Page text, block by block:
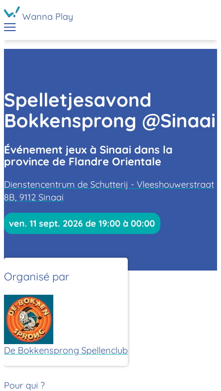
Wanna Play
Spelletjesavond
Bokkensprong @Sinaai
Événement jeux à Sinaai dans la
province de Flandre Orientale
Dienstencentrum de Schutterij - Vleeshouwerstraat
8B, 9112 Sinaai
ven. 11 sept. 2026 de 19:00 à 00:00
Organisé par
De Bokkensprong Spellenclub
Pour qui ?